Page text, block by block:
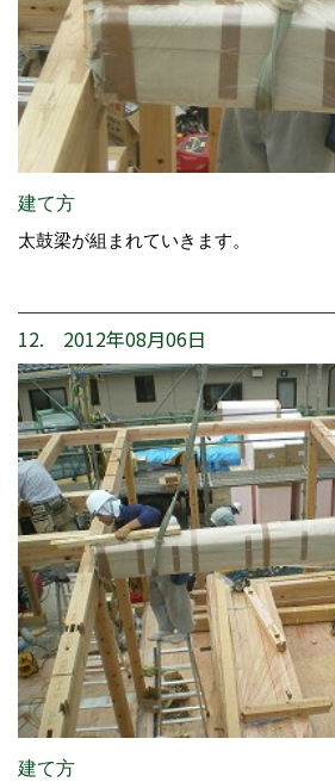
建て方
太鼓梁が組まれていきます。
12. 2012年08月06日
建て方